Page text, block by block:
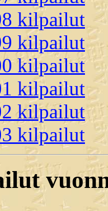
kilpailut
kilpailut
kilpailut
kilpailut
kilpailut
kilpailut